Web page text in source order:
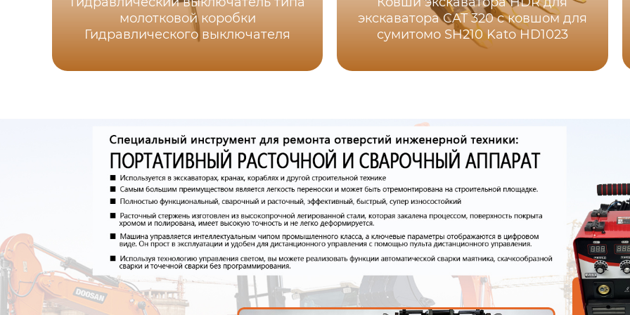
молотковой коробки
Гидравлического выключателя
экскаватора CAT 320 с ковшом для
сумитомо SH210 Kato HD1023